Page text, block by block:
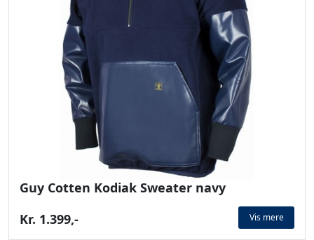
Guy Cotten Kodiak Sweater navy
Kr. 1.399,-
Vis mere